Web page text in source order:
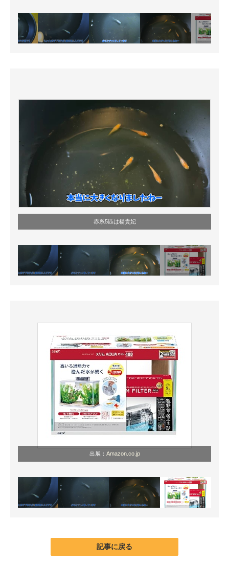
赤系5匹は楊貴妃
出展： Amazon.co.jp
記事に戻る